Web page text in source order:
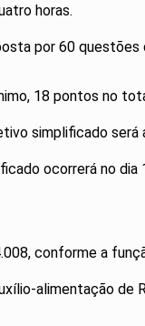
horas.
por 60
18 pontos no
simplificado
ocorrerá no dia
conforme a
alimentação de